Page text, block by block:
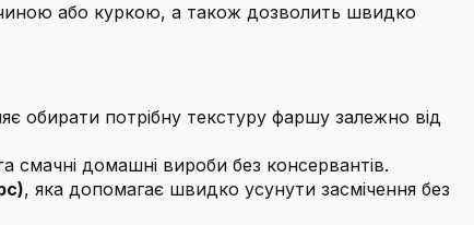
або куркою, а також дозволить швидко
обирати потрібну текстуру фаршу залежно від
смачні домашні вироби без консервантів.
, яка допомагає швидко усунути засмічення без